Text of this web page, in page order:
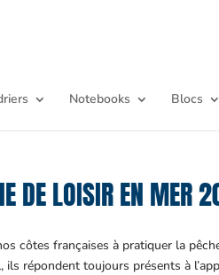
Notebooks Blocs
DE LOISIR EN MER
côtes françaises à pratiquer la
répondent toujours présents à